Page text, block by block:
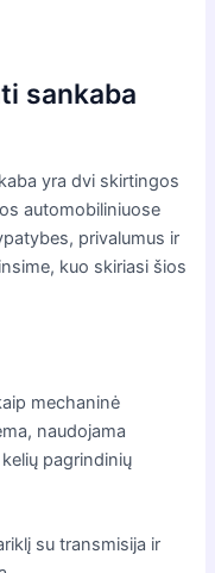
sankaba
yra dvi skirtingos
automobiliniuose
privalumus ir
kuo skiriasi šios
mechaninė
naudojama
pagrindinių
su transmisija ir